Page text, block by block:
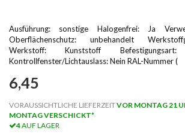
Ausführung: sonstige Halogenfrei: Ja
Oberflächenschutz: unbehandelt
Werkstoff: Kunststoff Befestigungsart:
Kontrollfenster/Lichtauslass: Nein RAL-Nummer (
6,45
VORAUSSICHTLICHE LIEFERZEITVOR MONTAG 21
MONTAG VERSCHICKT*
4AUF LAGER